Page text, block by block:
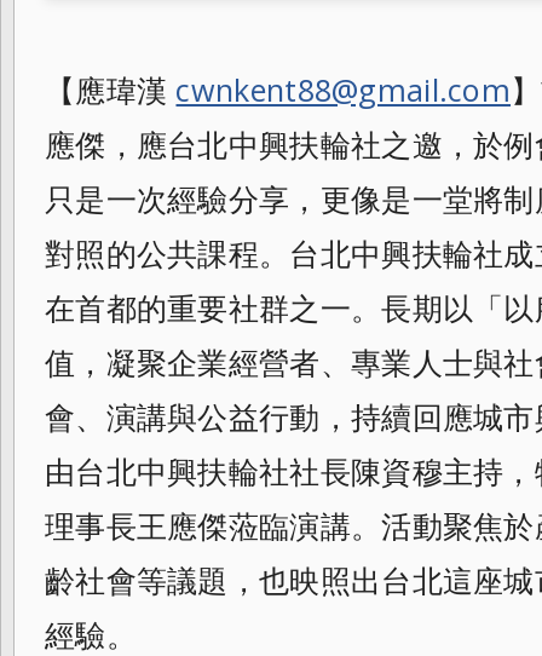
【應瑋漢 cwnkent88@gmail.com
應傑，應台北中興扶輪社之邀，於
只是一次經驗分享，更像是一堂將
對照的公共課程。台北中興扶輪社
在首都的重要社群之一。長期以「
值，凝聚企業經營者、專業人士與
會、演講與公益行動，持續回應城
由台北中興扶輪社社長陳資穆主持
理事長王應傑蒞臨演講。活動聚焦
齡社會等議題，也映照出台北這座
經驗。